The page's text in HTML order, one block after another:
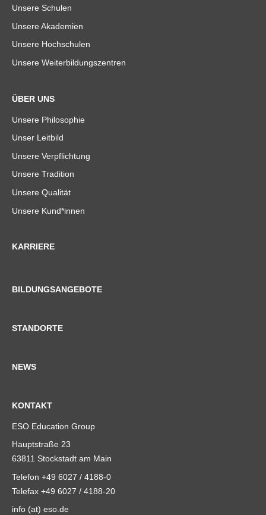
Unsere Schulen
Unsere Akademien
Unsere Hochschulen
Unsere Weiterbildungszentren
ÜBER UNS
Unsere Philosophie
Unser Leitbild
Unsere Verpflichtung
Unsere Tradition
Unsere Qualität
Unsere Kund*innen
KARRIERE
BILDUNGSANGEBOTE
STANDORTE
NEWS
KONTAKT
ESO Education Group
Hauptstraße 23
63811 Stockstadt am Main
Telefon +49 6027 / 4188-0
Telefax +49 6027 / 4188-20
info (at) eso.de